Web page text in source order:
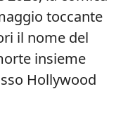
toccante
il nome del
insieme
Hollywood